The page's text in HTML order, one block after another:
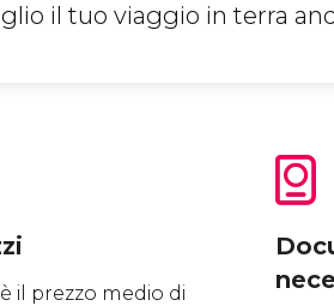
il tuo viaggio in terra
il prezzo medio di